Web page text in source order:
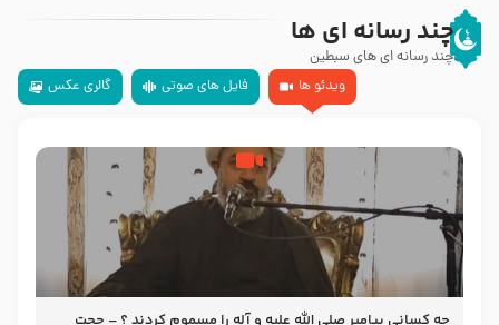
چند رسانه ای ها
چند رسانه ای های سبطین
ویدئو ها
فایل های صوتی گالری عکس
چه کسانی پیامبر صلی الله علیه و آله را مسموم کردند ؟ – حجت